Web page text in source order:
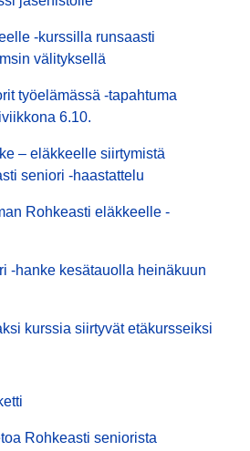
-kurssilla runsaasti
välityksellä
työelämässä -tapahtuma
6.10.
– eläkkeelle siirtymistä
seniori -haastattelu
Rohkeasti eläkkeelle -
-hanke kesätauolla heinäkuun
kurssia siirtyvät etäkursseiksi
Rohkeasti seniorista